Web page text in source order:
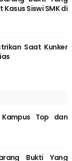
Siswi SMK di
Saat Kunker
Top dan
Bukti Yang